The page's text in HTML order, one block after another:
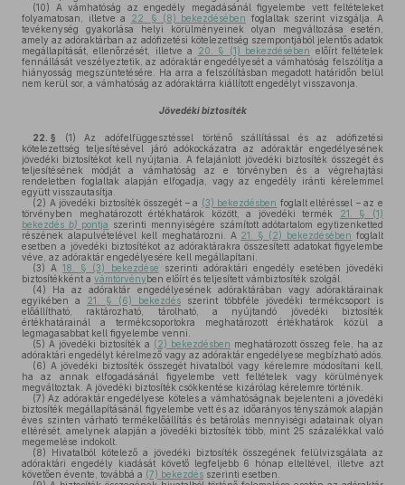
(10) A vámhatóság az engedély megadásánál figyelembe vett feltételeket
folyamatosan, illetve a
22. § (8) bekezdésében foglaltak szerint vizsgálja. A
tevékenység gyakorlása helyi körülményeinek olyan megváltozása esetén,
amely az adóraktárban az adófizetési kötelezettség szempontjából jelentős adatok
megállapítását, ellenőrzését, illetve a
20. § (1) bekezdésében előírt feltételek
fennállását veszélyeztetik, az adóraktár engedélyesét a vámhatóság felszólítja a
hiányosság megszüntetésére. Ha arra a felszólításban megadott határidőn belül
nem kerül sor, a vámhatóság az adóraktárra kiállított engedélyt visszavonja.
Jövedéki biztosíték
22. § (1) Az adófelfüggesztéssel történő szállítással és az adófizetési
kötelezettség teljesítésével járó adókockázatra az adóraktár engedélyesének
jövedéki biztosítékot kell nyújtania. A felajánlott jövedéki biztosíték összegét és
teljesítésének módját a vámhatóság az e törvényben és a végrehajtási
rendeletben foglaltak alapján elfogadja, vagy az engedély iránti kérelemmel
együtt visszautasítja.
(2) A jövedéki biztosíték összegét – a (3) bekezdésben foglalt eltéréssel – az e
törvényben meghatározott értékhatárok között, a jövedéki termék 21. § (1)
bekezdés b) pontja szerinti mennyiségére számított adótartalom egytizenketted
részének alapulvételével kell meghatározni. A 21. § (2) bekezdésében foglalt
esetben a jövedéki biztosítékot az adóraktárakra összesített adatokat figyelembe
véve, az adóraktár engedélyesére kell megállapítani.
(3) A18. § (3) bekezdése szerinti adóraktári engedély esetében jövedéki
biztosítékként a vámtörvényben előírt és teljesített vámbiztosíték szolgál.
(4) Ha az adóraktár engedélyesének adóraktárában vagy adóraktárainak
egyikében a 21. § (6) bekezdés szerint többféle jövedéki termékcsoport is
előállítható, raktározható, tárolható, a nyújtandó jövedéki biztosíték
értékhatárainál a termékcsoportokra meghatározott értékhatárok közül a
legmagasabbat kell figyelembe venni.
(5) A jövedéki biztosíték a (2) bekezdésben meghatározott összeg fele, ha az
adóraktári engedélyt kérelmező vagy az adóraktár engedélyese megbízható adós.
(6) A jövedéki biztosíték összegét hivatalból vagy kérelemre módosítani kell,
ha az annak elfogadásánál figyelembe vett feltételek vagy körülmények
megváltoztak. A jövedéki biztosíték csökkentése kizárólag kérelemre történik.
(7) Az adóraktár engedélyese köteles a vámhatóságnak bejelenteni a jövedéki
biztosíték megállapításánál figyelembe vett és az időarányos tényszámok alapján
éves szinten várható termékelőállítás és betárolás mennyiségi adatainak olyan
eltérését, amelynek alapján a jövedéki biztosíték több, mint 25 százalékkal való
megemelése indokolt.
(8) Hivatalból kötelező a jövedéki biztosíték összegének felülvizsgálata az
adóraktári engedély kiadását követő legfeljebb 6 hónap elteltével, illetve azt
követően évente, továbbá a (7) bekezdés szerinti esetben.